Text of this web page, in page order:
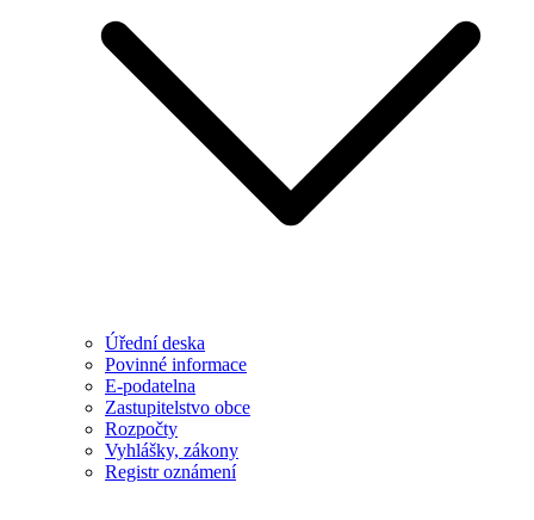
Úřední deska
Povinné informace
E-podatelna
Zastupitelstvo obce
Rozpočty
Vyhlášky, zákony
Registr oznámení